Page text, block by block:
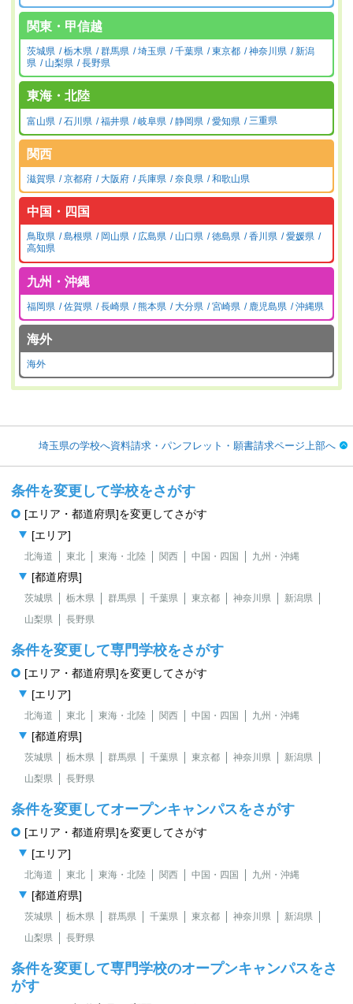
関東・甲信越
茨城県 栃木県 群馬県 埼玉県 千葉県 東京都 神奈川県
新潟
県
山梨県 長野県
東海・北陸
富山県 石川県 福井県 岐阜県 静岡県 愛知県 三重県
関西
滋賀県 京都府 大阪府 兵庫県 奈良県 和歌山県
中国・四国
鳥取県 島根県 岡山県 広島県 山口県 徳島県 香川県
愛媛県
高知県
九州・沖縄
福岡県 佐賀県 長崎県 熊本県 大分県 宮崎県 鹿児島県 沖縄県
海外
海外
埼玉県の学校へ資料請求・パンフレット・願書請求ページ上部へ
条件を変更して学校をさがす
[エリア・都道府県]を変更してさがす
[エリア]
北海道 東北 東海・北陸 関西 中国・四国 九州・沖縄
[都道府県]
茨城県 栃木県 群馬県 千葉県 東京都 神奈川県
新潟県
山梨県
長野県
条件を変更して専門学校をさがす
[エリア・都道府県]を変更してさがす
[エリア]
北海道 東北 東海・北陸 関西 中国・四国 九州・沖縄
[都道府県]
茨城県 栃木県 群馬県 千葉県 東京都 神奈川県
新潟県
山梨県
長野県
条件を変更してオープンキャンパスをさがす
[エリア・都道府県]を変更してさがす
[エリア]
北海道 東北 東海・北陸 関西 中国・四国 九州・沖縄
[都道府県]
茨城県 栃木県 群馬県 千葉県 東京都 神奈川県
新潟県
山梨県
長野県
条件を変更して専門学校のオープンキャンパスをさ
がす